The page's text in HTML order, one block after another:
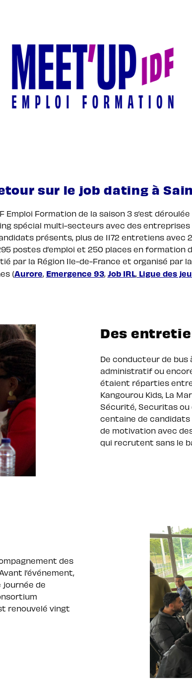
sur le job dating à
Emploi Formation de la saison 3 s’est
spécial multi-secteurs avec des
présents, plus de 1172 entretiens
postes d’emploi et 250 places en formation
par la Région Ile-de-France et organisé par
(Aurore, Emergence 93, Job IRL,Ligue des
Des
De conducteur de
administratif ou
étaient réparties entre
Kangourou Kids, La
Sécurité, Securitas ou
centaine de
de motivation avec
qui recrutent sans le
des
l’événement,
de
renouvelé vingt